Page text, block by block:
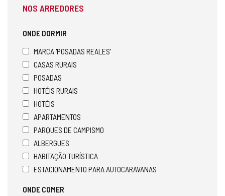
NOS ARREDORES
ONDE DORMIR
MARCA 'POSADAS REALES'
CASAS RURAIS
POSADAS
HOTÉIS RURAIS
HOTÉIS
APARTAMENTOS
PARQUES DE CAMPISMO
ALBERGUES
HABITAÇÃO TURÍSTICA
ESTACIONAMENTO PARA AUTOCARAVANAS
ONDE COMER